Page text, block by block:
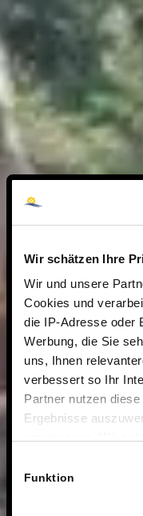
Wir schätzen Ihre
Wir und unsere
Cookies und
die IP-Adresse oder
Werbung, die Sie
uns, Ihnen
verbessert so Ihr
Partner nutzen
Ergebnisse
Technologien.
Funktion